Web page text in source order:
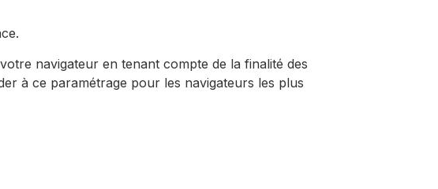
navigateur en tenant compte de la finalité des
à ce paramétrage pour les navigateurs les plus